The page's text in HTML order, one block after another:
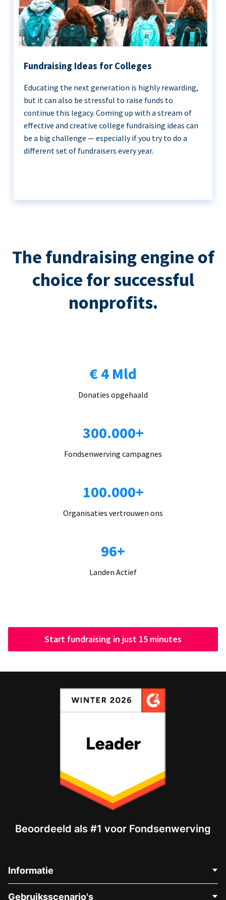
Fundraising Ideas for Colleges
Educating the next generation is highly rewarding,
but it can also be stressful to raise funds to
continue this legacy. Coming up with a stream of
effective and creative college fundraising ideas can
be a big challenge — especially if you try to do a
different set of fundraisers every year.
The fundraising engine of
choice for successful
nonprofits.
€ 4 Mld
Donaties opgehaald
300.000+
Fondsenwerving campagnes
100.000+
Organisaties vertrouwen ons
96+
Landen Actief
Start fundraising in just 15 minutes
Beoordeeld als #1 voor Fondsenwerving
Informatie
Gebruiksscenario's